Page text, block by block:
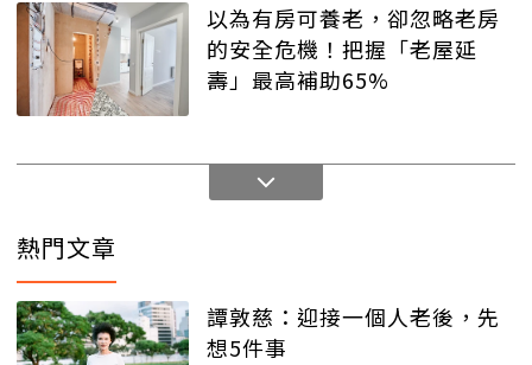
以為有房可養老，卻忽略老房
的安全危機！把握「老屋延
壽」最高補助65%
熱門文章
譚敦慈：迎接一個人老後，先
想5件事